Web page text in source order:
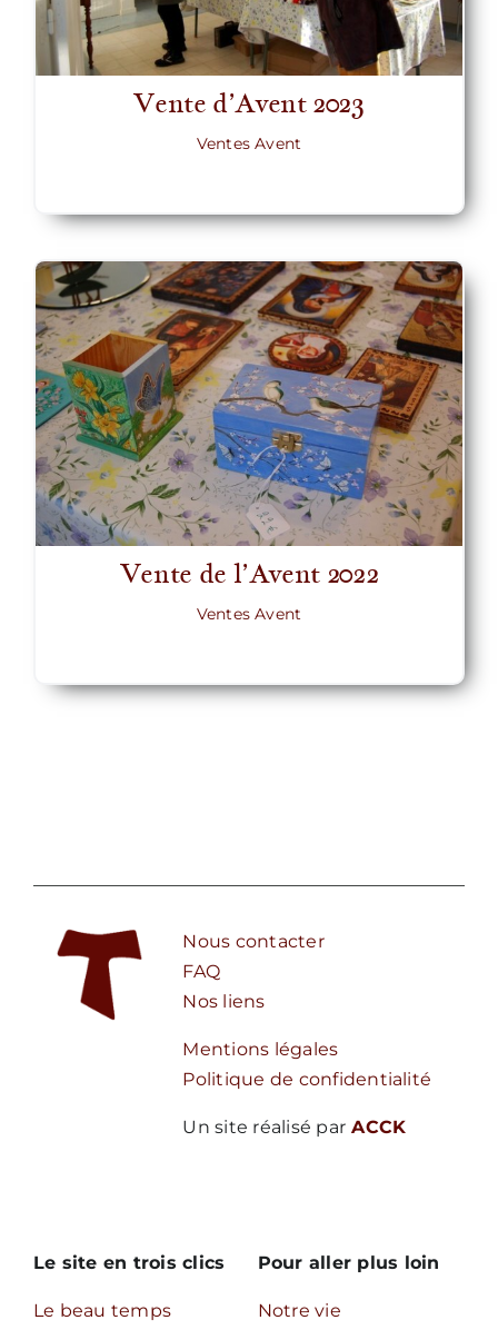
Vente d’Avent 2023
Ventes Avent
Vente de l’Avent 2022
Ventes Avent
Le site en trois clics
Le beau temps
Pour aller plus loin
Notre vie
Nous contacter
FAQ
Nos liens
Mentions légales
Politique de confidentialité
Un site réalisé par ACCK